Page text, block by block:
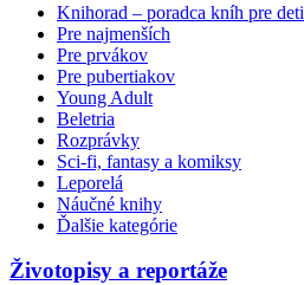
Knihorad – poradca kníh pre deti
Pre najmenších
Pre prvákov
Pre pubertiakov
Young Adult
Beletria
Rozprávky
Sci-fi, fantasy a komiksy
Leporelá
Náučné knihy
Ďalšie kategórie
Životopisy a reportáže